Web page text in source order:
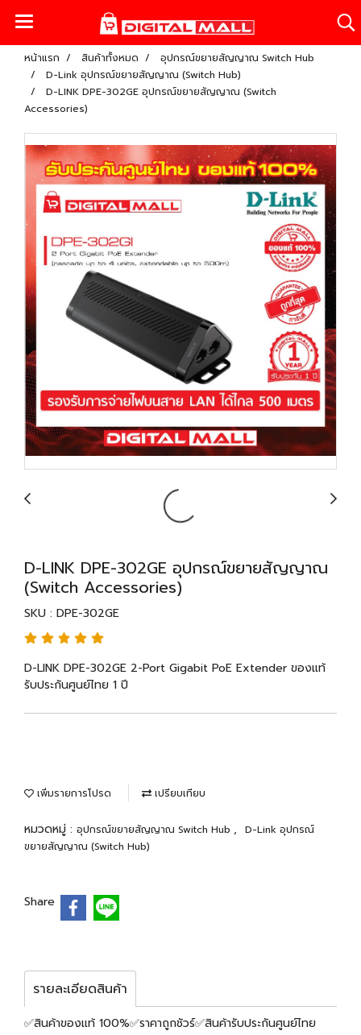
หน้าแรก สินค้าทั้งหมด
อุปกรณ์ขยายสัญญาณ Switch Hub
D-Link อุปกรณ์ขยายสัญญาณ (Switch Hub)
D-LINK DPE-302GE อุปกรณ์ขยายสัญญาณ (Switch
Accessories)
D-LINK DPE-302GE อุปกรณ์ขยายสัญญาณ
(Switch Accessories)
SKU : DPE-302GE
D-LINK DPE-302GE 2-Port Gigabit PoE Extender ของแท้
รับประกันศูนย์ไทย 1 ปี
เพิ่มรายการโปรด เปรียบเทียบ
หมวดหมู่ : อุปกรณ์ขยายสัญญาณ Switch Hub ,
D-Link อุปกรณ์
ขยายสัญญาณ (Switch Hub)
Share
รายละเอียดสินค้า
✅สินค้าของแท้ 100%✅ราคาถูกชัวร์✅สินค้ารับประกันศูนย์ไทย